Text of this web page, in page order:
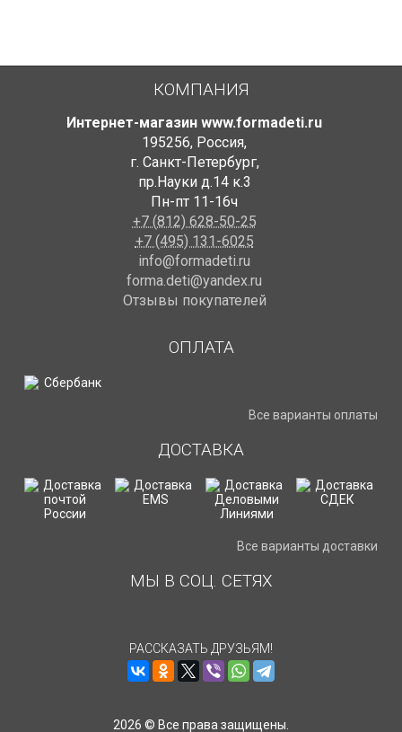
КОМПАНИЯ
Интернет-магазин www.formadeti.ru
195256, Россия,
г. Санкт-Петербург,
пр.Науки д.14 к.3
Пн-пт 11-16ч
+7 (812) 628-50-25
+7 (495) 131-6025
info@formadeti.ru
forma.deti@yandex.ru
Отзывы покупателей
ОПЛАТА
Все варианты оплаты
ДОСТАВКА
Все варианты доставки
МЫ В СОЦ. СЕТЯХ
РАССКАЗАТЬ ДРУЗЬЯМ!
2026 © Все права защищены.